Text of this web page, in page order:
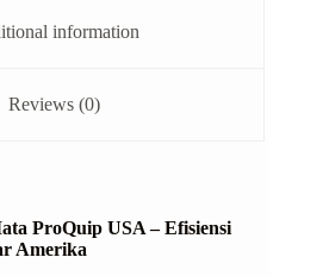
information
Reviews (0)
ProQuip USA – Efisiensi
Amerika